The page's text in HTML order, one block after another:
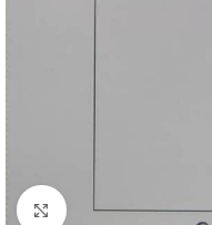
Clic para ampliar